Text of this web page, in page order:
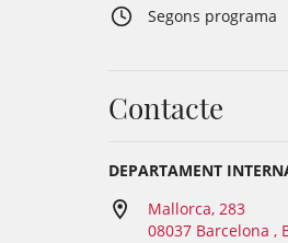
Segons programa
Contacte
DEPARTAMENT
Mallorca, 283
08037 Barcelona ,